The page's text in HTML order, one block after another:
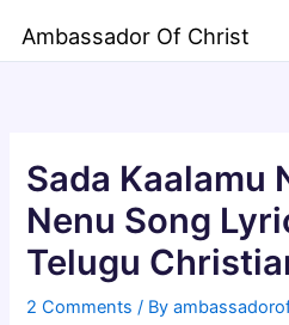
Ambassador Of Christ
Sada Kaalamu
Nenu Song
Telugu
2 Comments / By